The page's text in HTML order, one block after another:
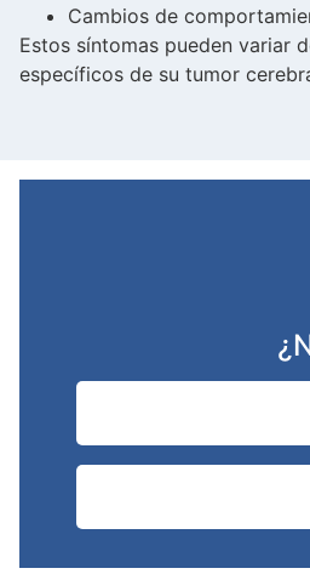
Cambios de
Estos síntomas pueden variar
específicos de su tumor